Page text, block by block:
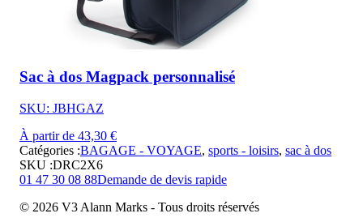
Sac à dos Magpack personnalisé
SKU: JBHGAZ
À partir de 43,30 €
Catégories :BAGAGE - VOYAGE, sports - loisirs, sac à dos
SKU :DRC2X6
01 47 30 08 88Demande de devis rapide
© 2026 V3 Alann Marks - Tous droits réservés